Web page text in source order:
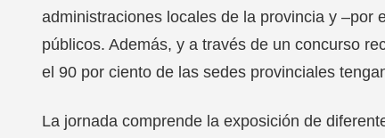
administraciones locales de la provincia y –por
públicos. Además, y a través de un concurso
el 90 por ciento de las sedes provinciales
La jornada comprende la exposición de